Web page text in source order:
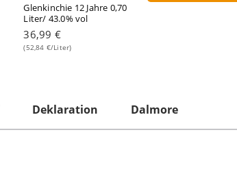
Glenkinchie 12 Jahre 0,70
Liter/ 43.0% vol
36,99 €
(52,84 €/Liter)
Deklaration Dalmore